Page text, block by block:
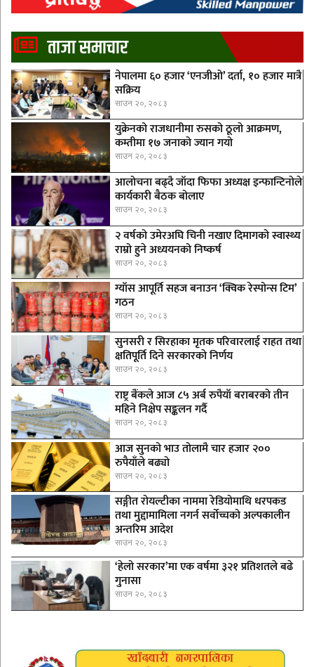
ताजा समाचार
नेपालमा ६० हजार ‘एनजीओ’ दर्ता, १० हजार मात्रै
सक्रिय
साउन २०, २०८३
युक्रेनको राजधानीमा रुसको ठूलाे आक्रमण,
कम्तीमा १७ जनाको ज्यान गयो
साउन २०, २०८३
आलोचना बढ्दै जाँदा फिफा अध्यक्ष इन्फान्टिनाेले
कार्यकारी बैठक बोलाए
साउन २०, २०८३
२ वर्षको उमेरअघि चिनी नखाए दिमागको स्वास्थ्य
राम्रो हुने अध्ययनको निष्कर्ष
साउन २०, २०८३
ग्याँस आपूर्ति सहज बनाउन ‘क्विक रेस्पोन्स टिम’
गठन
साउन २०, २०८३
सुनसरी र सिरहाका मृतक परिवारलाई राहत तथा
क्षतिपूर्ति दिने सरकारकाे निर्णय
साउन २०, २०८३
राष्ट्र बैंकले आज ८५ अर्ब रुपैयाँ बराबरको तीन
महिने निक्षेप सङ्कलन गर्दै
साउन २०, २०८३
आज सुनको भाउ तोलामै चार हजार २००
रुपैयाँले बढ्यो
साउन २०, २०८३
सङ्गीत रोयल्टीका नाममा रेडियोमाथि धरपकड
तथा मुद्दामामिला नगर्न सर्वोच्चको अल्पकालीन
अन्तरिम आदेश
साउन २०, २०८३
‘हेलो सरकार’मा एक वर्षमा ३२१ प्रतिशतले बढे
गुनासा
साउन २०, २०८३